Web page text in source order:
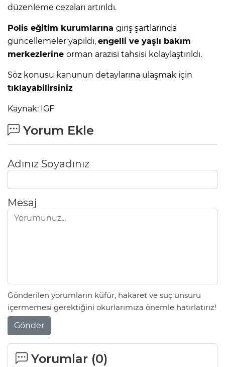
düzenleme cezaları artırıldı.
Polis eğitim kurumlarına giriş şartlarında
güncellemeler yapıldı, engelli ve yaşlı bakım
merkezlerine orman arazisi tahsisi kolaylaştırıldı.
Söz konusu kanunun detaylarına ulaşmak için
tıklayabilirsiniz
Kaynak: IGF
Yorum Ekle
Adınız Soyadınız
Mesaj
Gönderilen yorumların küfür, hakaret ve suç unsuru
içermemesi gerektiğini okurlarımıza önemle hatırlatırız!
Gönder
Yorumlar (0)